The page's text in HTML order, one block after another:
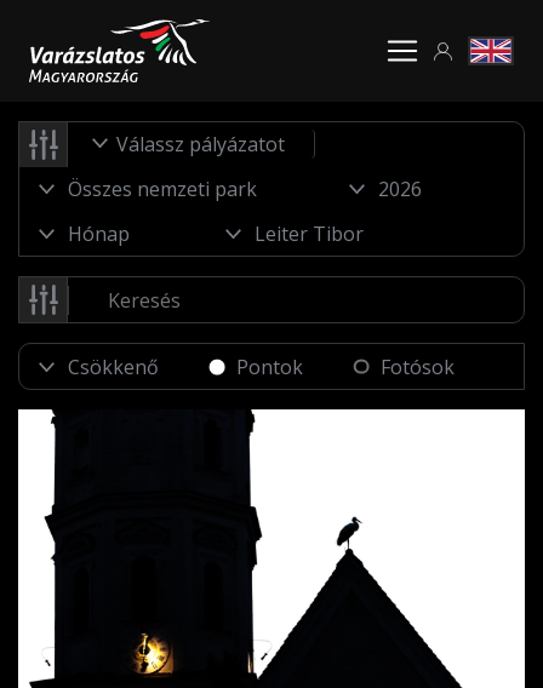
Válassz pályázatot
Pontok Fotósok